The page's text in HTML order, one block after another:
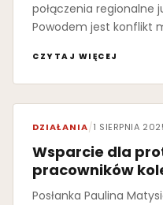
połączenia regionalne
Powodem jest konflikt
CZYTAJ WIĘCEJ
DZIAŁANIA/1 SIERPNIA
Wsparcie dla
pracowników
Posłanka Paulina